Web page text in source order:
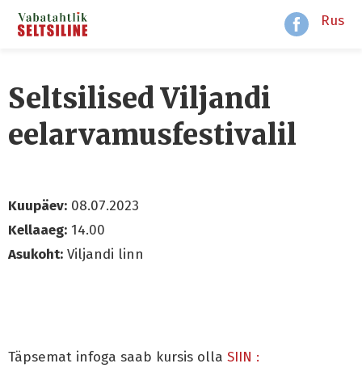
Rus
Seltsilised Viljandi
eelarvamusfestivalil
Kuupäev: 08.07.2023
Kellaaeg: 14.00
Asukoht: Viljandi linn
Täpsemat infoga saab kursis olla SIIN :